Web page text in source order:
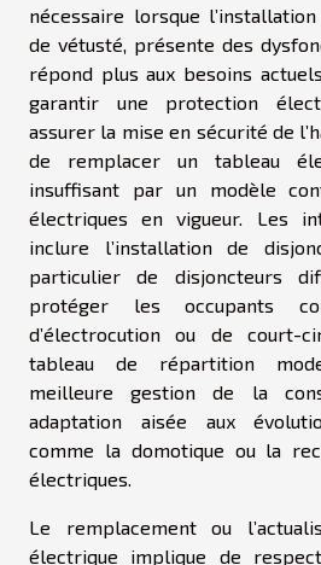
nécessaire lorsque
de vétusté, présente des
répond plus aux besoins
garantir une protection
assurer la mise en sécurité de
de remplacer un tableau
insuffisant par un modèle
électriques en vigueur. Les
inclure l’installation de
particulier de disjoncteurs
protéger les occupants
d’électrocution ou de court-
tableau de répartition
meilleure gestion de la
adaptation aisée aux
comme la domotique ou la
électriques.
Le remplacement ou
électrique implique de